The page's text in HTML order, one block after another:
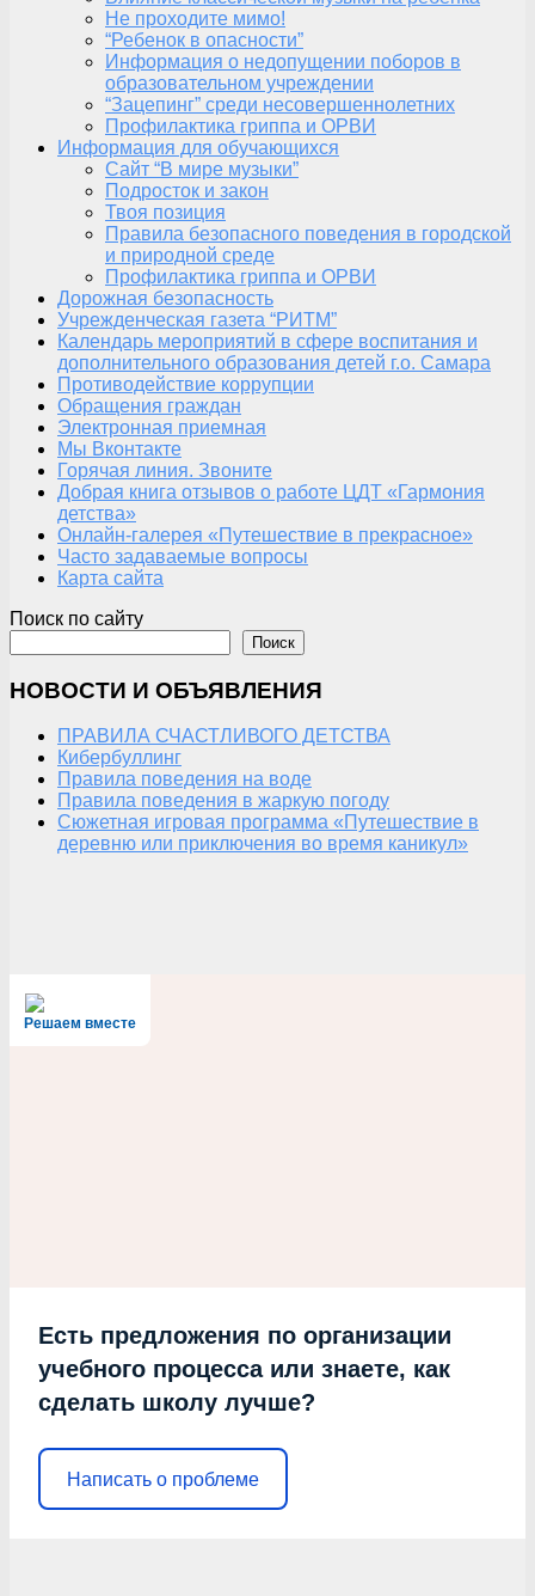
Не проходите мимо!
“Ребенок в опасности”
Информация о недопущении поборов в
образовательном учреждении
“Зацепинг” среди несовершеннолетних
Профилактика гриппа и ОРВИ
Информация для обучающихся
Сайт “В мире музыки”
Подросток и закон
Твоя позиция
Правила безопасного поведения в городской
и природной среде
Профилактика гриппа и ОРВИ
Дорожная безопасность
Учрежденческая газета “РИТМ”
Календарь мероприятий в сфере воспитания и
дополнительного образования детей г.о. Самара
Противодействие коррупции
Обращения граждан
Электронная приемная
Мы Вконтакте
Горячая линия. Звоните
Добрая книга отзывов о работе ЦДТ «Гармония
детства»
Онлайн-галерея «Путешествие в прекрасное»
Часто задаваемые вопросы
Карта сайта
Поиск по сайту
Поиск
НОВОСТИ И ОБЪЯВЛЕНИЯ
ПРАВИЛА СЧАСТЛИВОГО ДЕТСТВА
Кибербуллинг
Правила поведения на воде
Правила поведения в жаркую погоду
Сюжетная игровая программа «Путешествие в
деревню или приключения во время каникул»
Решаем вместе
Есть предложения по организации
учебного процесса или знаете, как
сделать школу лучше?
Написать о проблеме